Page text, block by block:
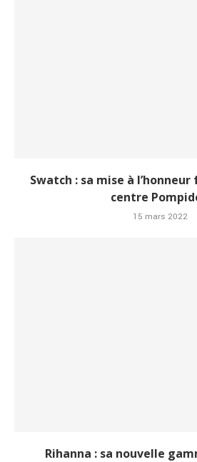
Swatch : sa mise à
centre
15 mars 2022
Rihanna : sa nouvelle